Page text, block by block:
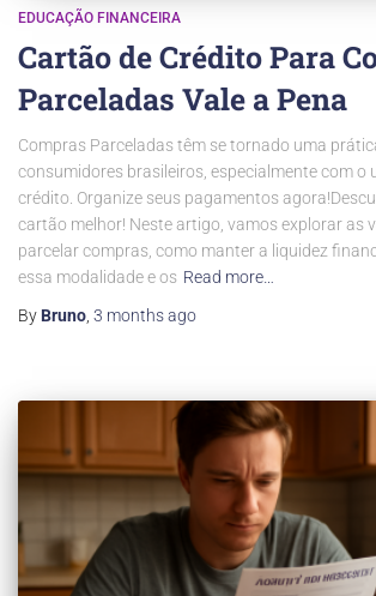
EDUCAÇÃO FINANCEIRA
Cartão de Crédito Para
Parceladas Vale a Pena
Compras Parceladas têm se tornado uma
consumidores brasileiros, especialmente com o
crédito. Organize seus pagamentos
cartão melhor! Neste artigo, vamos explorar as
parcelar compras, como manter a liquidez
essa modalidade e os Read more…
By Bruno 3 monthsago